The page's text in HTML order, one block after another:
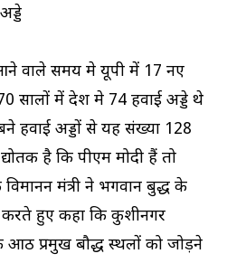
आने वाले समय मे यूपी में 17 नए
सालों में देश मे 74 हवाई अड्डे थे
हवाई अड्डों से यह संख्या 128
है कि पीएम मोदी हैं तो
मंत्री ने भगवान बुद्ध के
हुए कहा कि कुशीनगर
आठ प्रमुख बौद्ध स्थलों को जोड़ने